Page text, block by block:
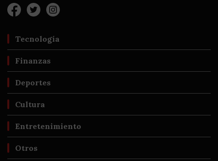
Tecnología
Finanzas
Deportes
Cultura
Entretenimiento
Otros